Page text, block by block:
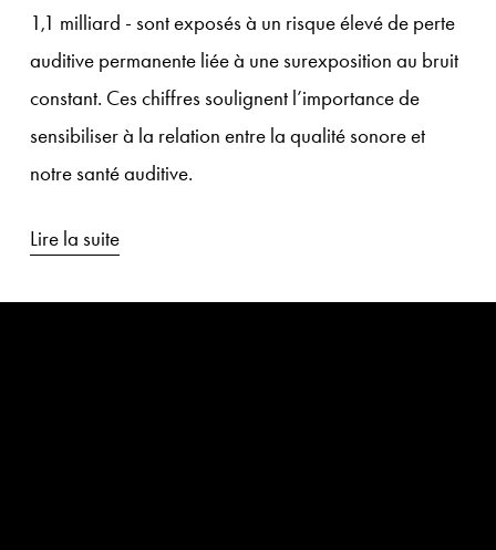
1,1 milliard - sont exposés à un risque élevé de perte
auditive permanente liée à une surexposition au bruit
constant. Ces chiffres soulignent l’importance de
sensibiliser à la relation entre la qualité sonore et
notre santé auditive.
Lire la suite